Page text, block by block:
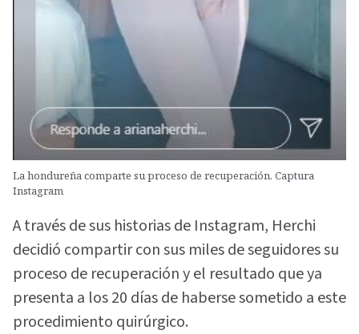
La hondureña comparte su proceso de recuperación. Captura
Instagram
A través de sus historias de Instagram, Herchi
decidió compartir con sus miles de seguidores su
proceso de recuperación y el resultado que ya
presenta a los 20 días de haberse sometido a este
procedimiento quirúrgico.